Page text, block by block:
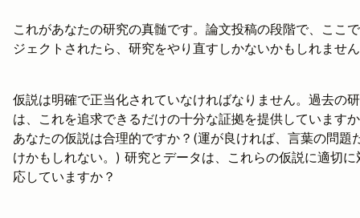
これがあなたの研究の真髄です。論文投稿の段階で、ここ
ジェクトされたら、研究をやり直すしかないかもしれませ
仮説は明確で正当化されていなければなりません。過去の
は、これを追求できるだけの十分な証拠を提供しています
あなたの仮説は合理的ですか？(運が良ければ、言葉の問題
けかもしれない。) 研究とデータは、これらの仮説に適切に
応していますか？